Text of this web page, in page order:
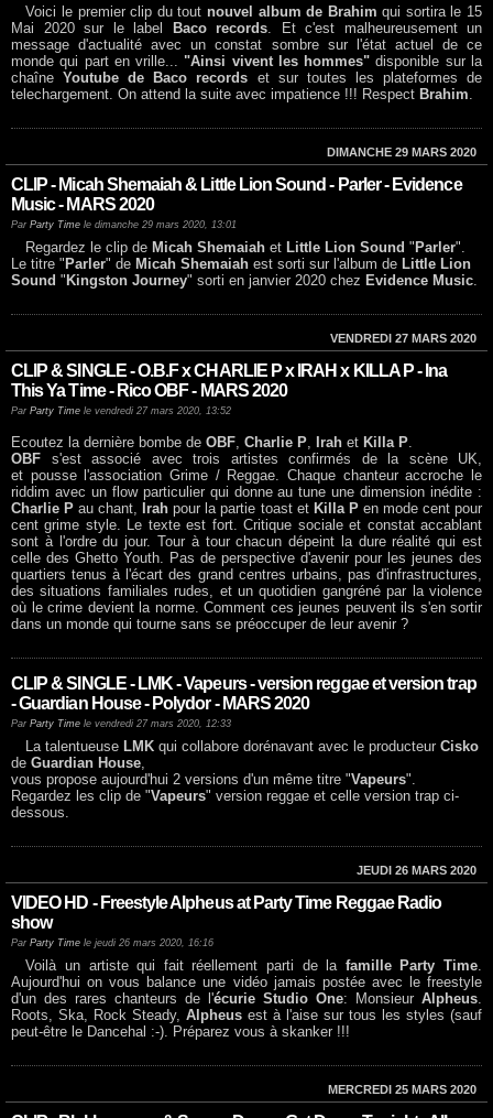
Voici le premier clip du tout nouvel album de Brahim qui sortira le 15
Mai 2020 sur le label
Baco records. Et c'est malheureusement un
message d'actualité avec un constat sombre sur l'état actuel de ce
monde qui part en vrille... "Ainsi vivent les hommes" disponible sur la
chaîneYoutube de Baco records et sur toutes les plateformes de
telechargement. On attend la suite avec impatience !!! Respect Brahim.
DIMANCHE 29 MARS 2020
CLIP - Micah Shemaiah & Little Lion Sound - Parler - Evidence
Music - MARS 2020
Par Party Time le dimanche 29 mars 2020, 13:01
Regardez le clip de Micah Shemaiahet Little Lion Sound " Parler".
Le titre " Parler" de Micah Shemaiah est sorti sur l'album de Little Lion
Sound " Kingston Journey" sorti en janvier 2020 chez Evidence Music.
VENDREDI 27 MARS 2020
CLIP & SINGLE - O.B.F x CHARLIE P x IRAH x KILLA P - Ina
This Ya Time - Rico OBF - MARS 2020
Par Party Time le vendredi 27 mars 2020, 13:52
Ecoutez la dernière bombe de OBF, Charlie P, Irah et Killa P.
OBF s'est associé avec trois artistes confirmés de la scène UK,
et pousse l'association Grime / Reggae. Chaque chanteur accroche le
riddim avec un flow particulier qui donne au tune une dimension inédite :
Charlie P au chant, Irah pour la partie toast et Killa Pen mode cent pour
cent grime style. Le texte est fort. Critique sociale et constat accablant
sont à l'ordre du jour. Tour à tour chacun dépeint la dure réalité qui est
celle des Ghetto Youth. Pas de perspective d'avenir pour les jeunes des
quartiers tenus à l'écart des grand centres urbains, pas d'infrastructures,
des situations familiales rudes, et un quotidien gangréné par la violence
où le crime devient la norme. Comment ces jeunes peuvent ils s'en sortir
dans un monde qui tourne sans se préoccuper de leur avenir ?
CLIP & SINGLE - LMK - Vapeurs - version reggae et version trap
- Guardian House - Polydor - MARS 2020
Par Party Time le vendredi 27 mars 2020, 12:33
La talentueuse LMK qui collabore dorénavant avec le producteurCisko
de Guardian House,
vous propose aujourd'hui 2 versions d'un même titre "Vapeurs".
Regardez les clip de "Vapeurs" version reggae et celle version trap ci-
dessous.
JEUDI 26 MARS 2020
VIDEO HD - Freestyle Alpheus at Party Time Reggae Radio
show
Par Party Time le jeudi 26 mars 2020, 16:16
Voilà un artiste qui fait réellement parti de la famille Party Time.
Aujourd'hui on vous balance une vidéo jamais postée avec le freestyle
d'un des rares chanteurs de l'écurie Studio One: Monsieur Alpheus.
Roots, Ska, Rock Steady, Alpheus est à l'aise sur tous les styles (sauf
peut-être le Dancehal :-). Préparez vous à skanker !!!
MERCREDI 25 MARS 2020